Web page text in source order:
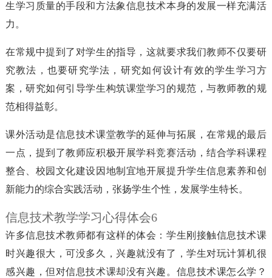
生学习质量的手段和方法象信息技术本身的发展一样充满活
力。
在常规中提到了对学生的指导，这就要求我们教师不仅要研
究教法，也要研究学法，研究如何设计有效的学生学习方
案，研究如何引导学生构筑课堂学习的规范，与教师教的规
范相得益彰。
课外活动是信息技术课堂教学的延伸与拓展，在常规的最后
一点，提到了教师应积极开展学科竞赛活动，结合学科课程
整合、校园文化建设因地制宜地开展提升学生信息素养和创
新能力的综合实践活动，张扬学生个性，发展学生特长。
信息技术教学学习心得体会6
许多信息技术教师都有这样的体会：学生刚接触信息技术课
时兴趣很大，可没多久，兴趣就没有了，学生对玩计算机很
感兴趣，但对信息技术课却没有兴趣。信息技术课怎么学？